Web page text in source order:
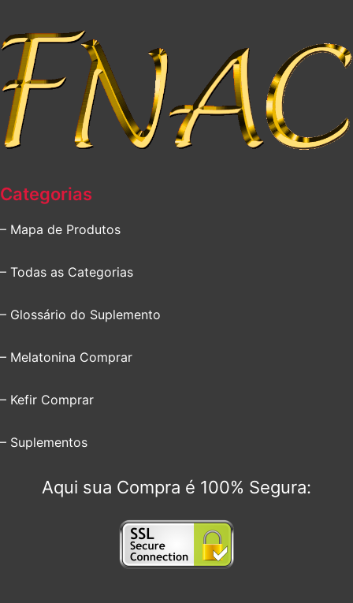
Categorias
– Mapa de Produtos
– Todas as Categorias
– Glossário do Suplemento
– Melatonina Comprar
– Kefir Comprar
– Suplementos
Aqui sua Compra é 100% Segura: